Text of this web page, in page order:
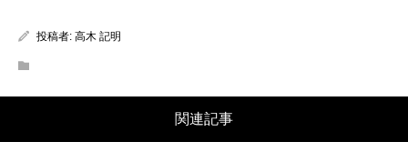
投稿者: 高木 記明
関連記事